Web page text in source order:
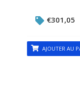
€301,05
AJOUTER AU